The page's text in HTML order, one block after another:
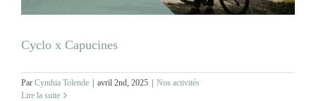
Cyclo x Capucines
Par Cynthia Tolende | avril 2nd, 2025 | Nos activités
Lire la suite